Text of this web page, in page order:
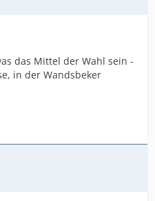
das Mittel der Wahl sein -
in der Wandsbeker